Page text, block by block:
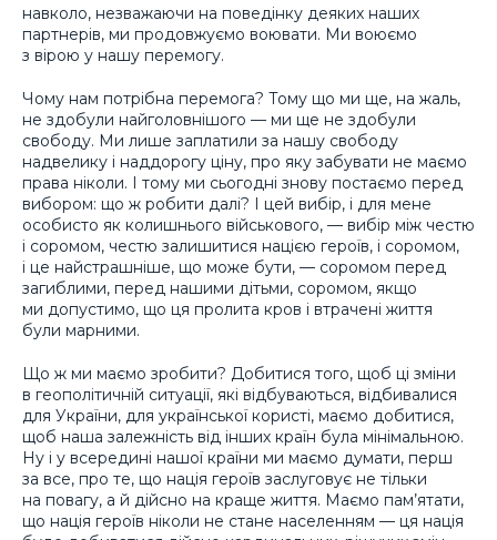
навколо, незважаючи на поведінку деяких наших
партнерів, ми продовжуємо воювати. Ми воюємо
з вірою у нашу перемогу.
Чому нам потрібна перемога? Тому що ми ще, на жаль,
не здобули найголовнішого — ми ще не здобули
свободу. Ми лише заплатили за нашу свободу
надвелику і наддорогу ціну, про яку забувати не маємо
права ніколи. І тому ми сьогодні знову постаємо перед
вибором: що ж робити далі? І цей вибір, і для мене
особисто як колишнього військового, — вибір між честю
і соромом, честю залишитися нацією героїв, і соромом,
і це найстрашніше, що може бути, — соромом перед
загиблими, перед нашими дітьми, соромом, якщо
ми допустимо, що ця пролита кров і втрачені життя
були марними.
Що ж ми маємо зробити? Добитися того, щоб ці зміни
в геополітичній ситуації, які відбуваються, відбивалися
для України, для української користі, маємо добитися,
щоб наша залежність від інших країн була мінімальною.
Ну і у всередині нашої країни ми маємо думати, перш
за все, про те, що нація героїв заслуговує не тільки
на повагу, а й дійсно на краще життя. Маємо пам’ятати,
що нація героїв ніколи не стане населенням — ця нація